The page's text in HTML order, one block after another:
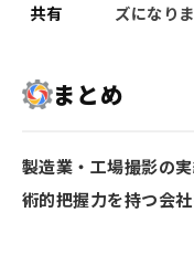
共有
ズになりま
まとめ
製造業・工場撮影の
術的把握力を持つ会社